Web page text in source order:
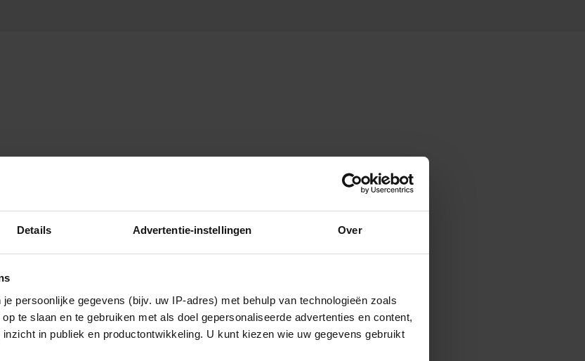
Details Advertentie-instellingen Over
je persoonlijke gegevens (bijv. uw IP-adres) met behulp van technologieën zoals
te slaan en te gebruiken met als doel gepersonaliseerde advertenties en content,
in publiek en productontwikkeling. U kunt kiezen wie uw gegevens gebruikt